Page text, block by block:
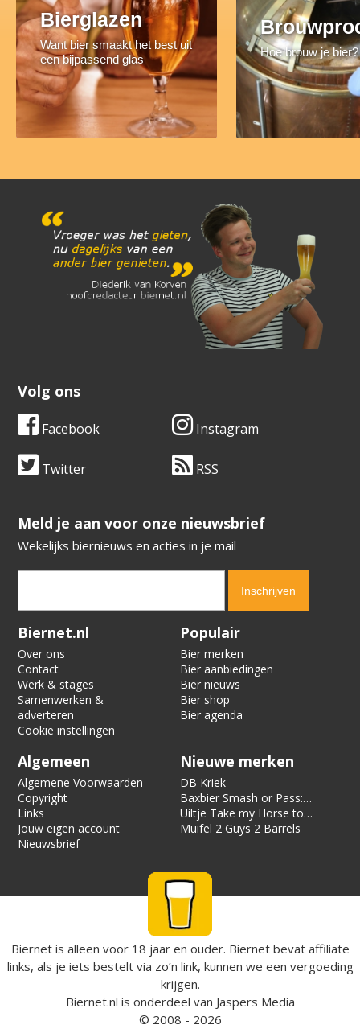
Bierglazen
Want bier smaakt het best uit
een bijpassend glas
Hoe brouw je bier?
Volg ons
Facebook Instagram
Twitter RSS
​​​​​​​Meld je aan voor onze nieuwsbrief
Wekelijks biernieuws en acties in je mail
Verification code:
Biernet.nl
Over ons
Contact
Werk & stages
Samenwerken &
adverteren
Cookie instellingen
Populair
Bier merken
Bier aanbiedingen
Bier nieuws
Bier shop
Bier agenda
Algemeen
Algemene Voorwaarden
Copyright
Links
Jouw eigen account
Nieuwsbrief
Nieuwe merken
DB Kriek
Baxbier Smash or Pass:
Strata
Uiltje Take my Horse to
the Hotel Room
Muifel 2 Guys 2 Barrels
Biernet is alleen voor 18 jaar en ouder. Biernet bevat affiliate
links, als je iets bestelt via zo’n link, kunnen we een vergoeding
krijgen.
Biernet.nl is onderdeel van Jaspers Media
© 2008 - 2026